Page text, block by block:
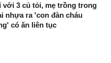
với 3 củ tỏi, mẹ trồng trong
nhựa ra 'con đàn cháu
có ăn liên tục